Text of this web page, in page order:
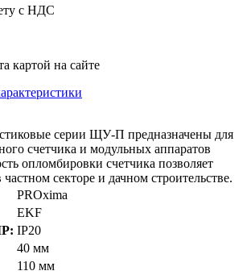
с НДС
картой на сайте
серии ЩУ-П предназначены для
счетчика и модульных аппаратов
опломбировки счетчика позволяет
секторе и дачном строительстве.
PROxima
EKF
IP20
40 мм
110 мм